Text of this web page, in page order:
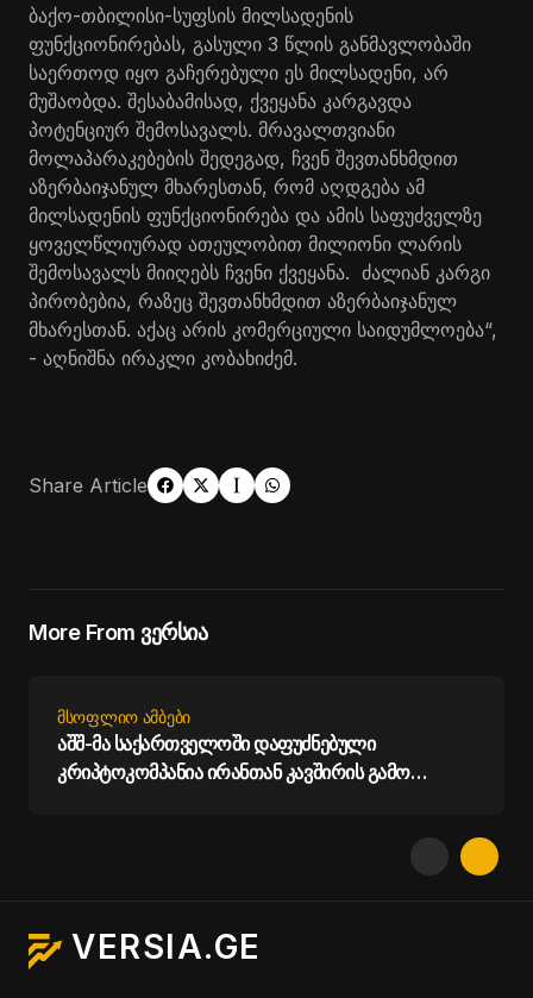
ბაქო-თბილისი-სუფსის მილსადენის
ფუნქციონირებას, გასული 3 წლის განმავლობაში
საერთოდ იყო გაჩერებული ეს მილსადენი, არ
მუშაობდა. შესაბამისად, ქვეყანა კარგავდა
პოტენციურ შემოსავალს. მრავალთვიანი
მოლაპარაკებების შედეგად, ჩვენ შევთანხმდით
აზერბაიჯანულ მხარესთან, რომ აღდგება ამ
მილსადენის ფუნქციონირება და ამის საფუძველზე
ყოველწლიურად ათეულობით მილიონი ლარის
შემოსავალს მიიღებს ჩვენი ქვეყანა. ძალიან კარგი
პირობებია, რაზეც შევთანხმდით აზერბაიჯანულ
მხარესთან. აქაც არის კომერციული საიდუმლოება“,
- აღნიშნა ირაკლი კობახიძემ.
Share Article
More From ვერსია
ᲛᲡᲝᲤᲚᲘᲝ ᲐᲛᲑᲔᲑᲘ
აშშ-მა საქართველოში დაფუძნებული
კრიპტოკომპანია ირანთან კავშირის გამო
VERSIA.GE